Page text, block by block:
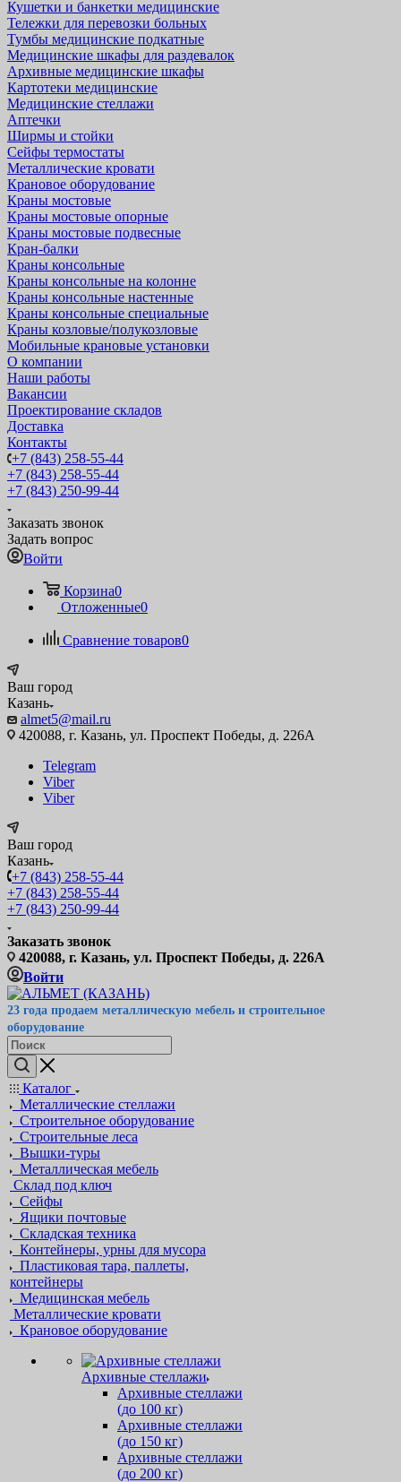
Кушетки и банкетки медицинские
Тележки для перевозки больных
Тумбы медицинские подкатные
Медицинские шкафы для раздевалок
Архивные медицинские шкафы
Картотеки медицинские
Медицинские стеллажи
Аптечки
Ширмы и стойки
Сейфы термостаты
Металлические кровати
Крановое оборудование
Краны мостовые
Краны мостовые опорные
Краны мостовые подвесные
Кран-балки
Краны консольные
Краны консольные на колонне
Краны консольные настенные
Краны консольные специальные
Краны козловые/полукозловые
Мобильные крановые установки
О компании
Наши работы
Вакансии
Проектирование складов
Доставка
Контакты
+7 (843) 258-55-44
+7 (843) 258-55-44
+7 (843) 250-99-44
Заказать звонок
Задать вопрос
Войти
Корзина0
Отложенные0
Сравнение товаров0
Ваш город
Казань
almet5@mail.ru
420088, г. Казань, ул. Проспект Победы, д. 226А
Telegram
Viber
Viber
Ваш город
Казань
+7 (843) 258-55-44
+7 (843) 258-55-44
+7 (843) 250-99-44
Заказать звонок
420088, г. Казань, ул. Проспект Победы, д. 226А
Войти
23 года продаем металлическую мебель и строительное
оборудование
Каталог
Металлические стеллажи
Строительное оборудование
Строительные леса
Вышки-туры
Металлическая мебель
Склад под ключ
Сейфы
Ящики почтовые
Складская техника
Контейнеры, урны для мусора
Пластиковая тара, паллеты,
контейнеры
Медицинская мебель
Металлические кровати
Крановое оборудование
Архивные стеллажи
Архивные стеллажи
(до 100 кг)
Архивные стеллажи
(до 150 кг)
Архивные стеллажи
(до 200 кг)